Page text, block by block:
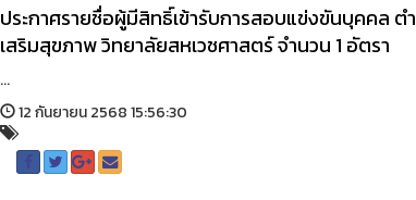
ประกาศรายชื่อผู้มีสิทธิ์เข้ารับการสอบแข่งขันบุคคล ต
เสริมสุขภาพ วิทยาลัยสหเวชศาสตร์ จำนวน 1 อัตรา
...
12 กันยายน 2568 15:56:30